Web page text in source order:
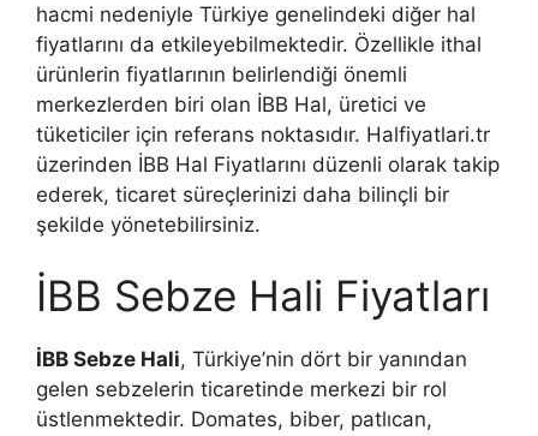
hacmi nedeniyle Türkiye genelindeki diğer hal
fiyatlarını da etkileyebilmektedir. Özellikle ithal
ürünlerin fiyatlarının belirlendiği önemli
merkezlerden biri olan İBB Hal, üretici ve
tüketiciler için referans noktasıdır. Halfiyatlari.tr
üzerinden İBB Hal Fiyatlarını düzenli olarak takip
ederek, ticaret süreçlerinizi daha bilinçli bir
şekilde yönetebilirsiniz.
İBB Sebze Hali Fiyatları
İBB Sebze Hali, Türkiye’nin dört bir yanından
gelen sebzelerin ticaretinde merkezi bir rol
üstlenmektedir. Domates, biber, patlıcan,